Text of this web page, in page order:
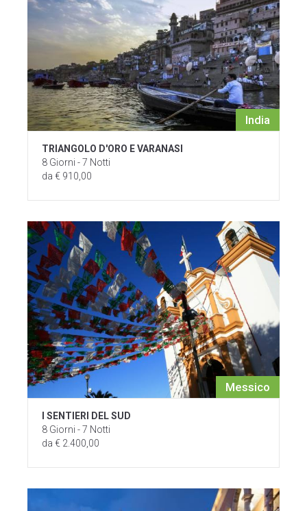
India
TRIANGOLO D'ORO E VARANASI
8 Giorni - 7 Notti
da € 910,00
Messico
I SENTIERI DEL SUD
8 Giorni - 7 Notti
da € 2.400,00